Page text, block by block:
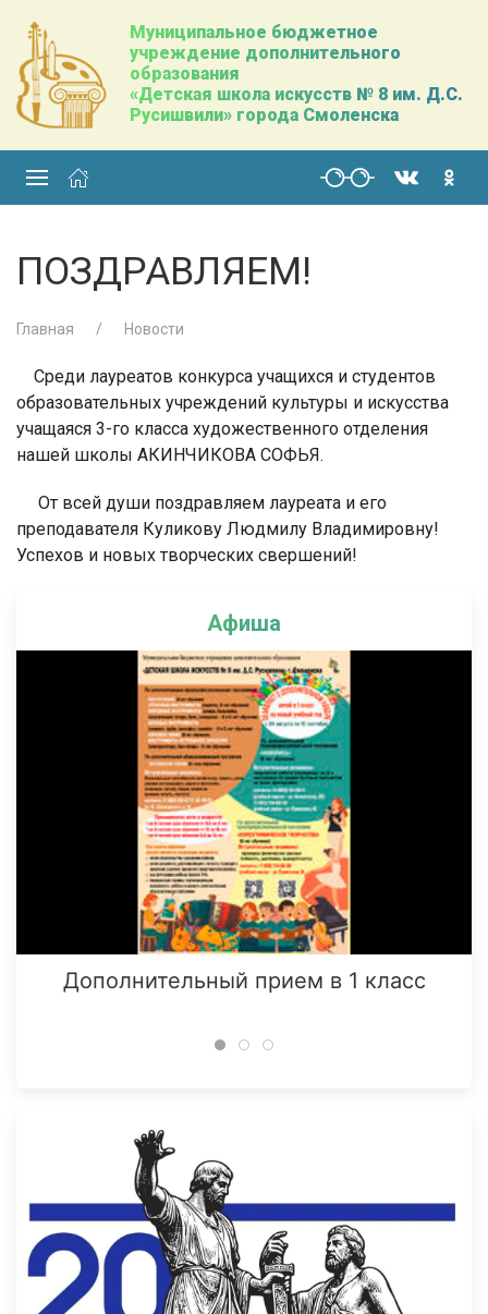
Муниципальное бюджетное
учреждение дополнительного
образования
«Детская школа искусств № 8 им. Д.С.
Русишвили» города Смоленска
Афиша
Дополнительный прием в 1 класс
ПОЗДРАВЛЯЕМ!
Главная Новости
Среди лауреатов конкурса учащихся и студентов
образовательных учреждений культуры и искусства
учащаяся 3-го класса художественного отделения
нашей школы АКИНЧИКОВА СОФЬЯ.
От всей души поздравляем лауреата и его
преподавателя Куликову Людмилу Владимировну!
Успехов и новых творческих свершений!